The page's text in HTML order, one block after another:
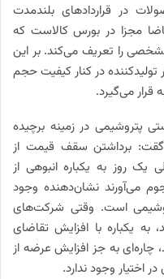
در قراردادهای بلندمدت
مجزا در بورس کالاست که
را تعریف می‌کند. بر این
در کنار کیفیت حجم
قرار می‌گیرد.
پتروشیمی در زمینه برچیده
برداشتن سقف قیمت از
روز به یکباره انبوهی از
می‌آورند نشان‌دهنده وجود
است. وقتی شرکت‌های
به یکباره با افزایش تقاضای
به جز افزایش عرضه از
اختیار وجود ندارد.